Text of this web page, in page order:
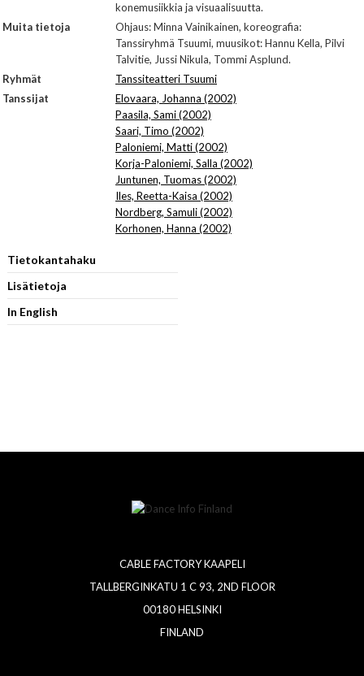
konemusiikkia ja visuaalisuutta.
Muita tietoja
Ohjaus: Minna Vainikainen, koreografia:
Tanssiryhmä Tsuumi, muusikot: Hannu Kella, Pilvi
Talvitie, Jussi Nikula, Tommi Asplund.
Ryhmät
Tanssiteatteri Tsuumi
Tanssijat
Elovaara, Johanna (2002)
Paasila, Sami (2002)
Saari, Timo (2002)
Paloniemi, Matti (2002)
Korja-Paloniemi, Salla (2002)
Juntunen, Tuomas (2002)
Iles, Reetta-Kaisa (2002)
Nordberg, Samuli (2002)
Korhonen, Hanna (2002)
Tietokantahaku
Lisätietoja
In English
CABLE FACTORY KAAPELI
TALLBERGINKATU 1 C 93, 2ND FLOOR
00180 HELSINKI
FINLAND